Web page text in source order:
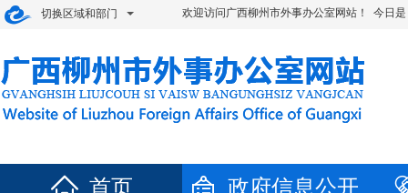
切换区域和部门 欢迎访问广西柳州市外事办公室网站！ 今日是